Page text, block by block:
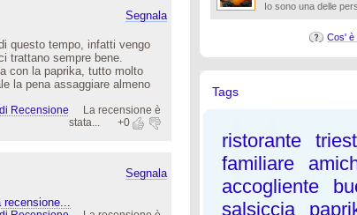
Segnala
questo tempo, infatti vengo
trattano sempre bene.
con la paprika, tutto molto
la pena assaggiare almeno
Recensione
La recensione è
stata...
+0
Segnala
recensione...
Io sono una delle
Cos' è
Tags
ristorante
familiare
accogliente
salsiccia